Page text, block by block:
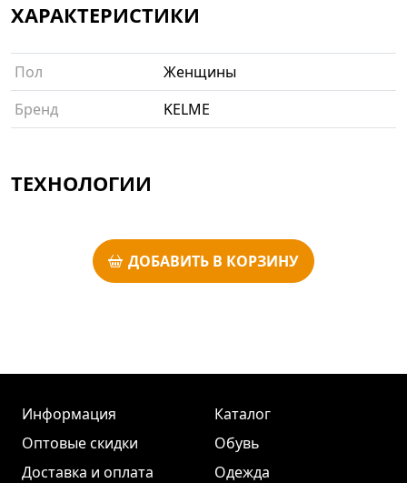
ХАРАКТЕРИСТИКИ
Пол
Женщины
Бренд
KELME
ТЕХНОЛОГИИ
ДОБАВИТЬ В КОРЗИНУ
Информация
Оптовые скидки
Доставка и оплата
Каталог
Обувь
Одежда